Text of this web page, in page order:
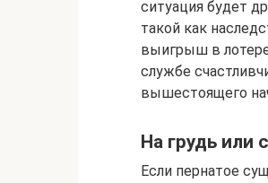
ситуация будет
такой как
выигрыш в
службе
вышестоящего
На грудь или
Если пернатое